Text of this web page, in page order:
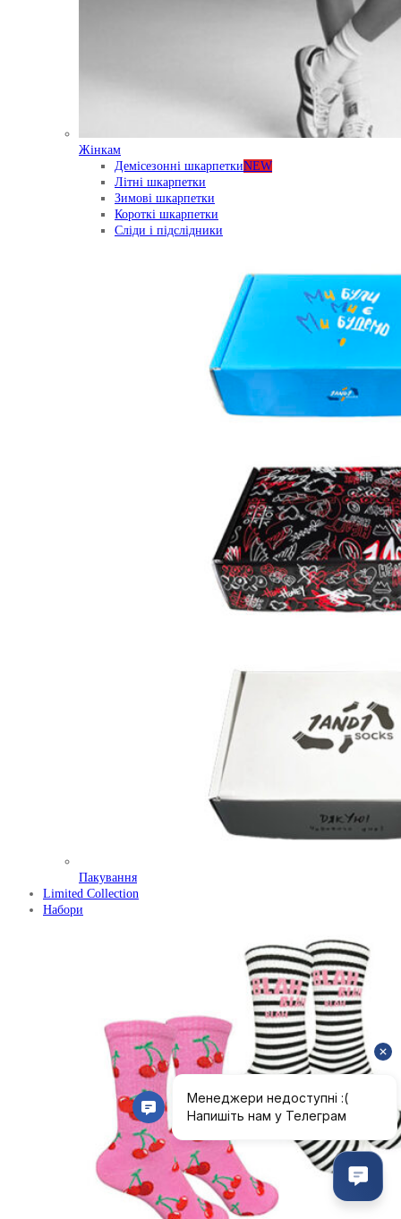
Жінкам
Демісезонні шкарпеткиNEW
Літні шкарпетки
Зимові шкарпетки
Короткі шкарпетки
Сліди і підслідники
Пакування
Limited Collection
Набори